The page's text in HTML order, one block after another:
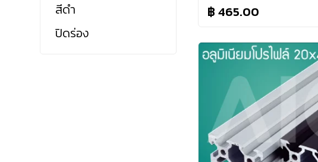
สีดำ
ปิดร่อง
฿ 465.00